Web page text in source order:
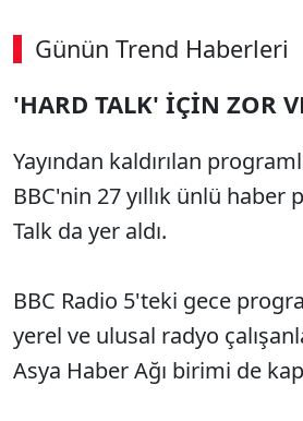
Günün Trend Haberleri
'HARD TALK' İÇİN ZOR
Yayından kaldırılan
BBC'nin 27 yıllık ünlü haber
Talk da yer aldı.
BBC Radio 5'teki gece
yerel ve ulusal radyo
Asya Haber Ağı birimi de